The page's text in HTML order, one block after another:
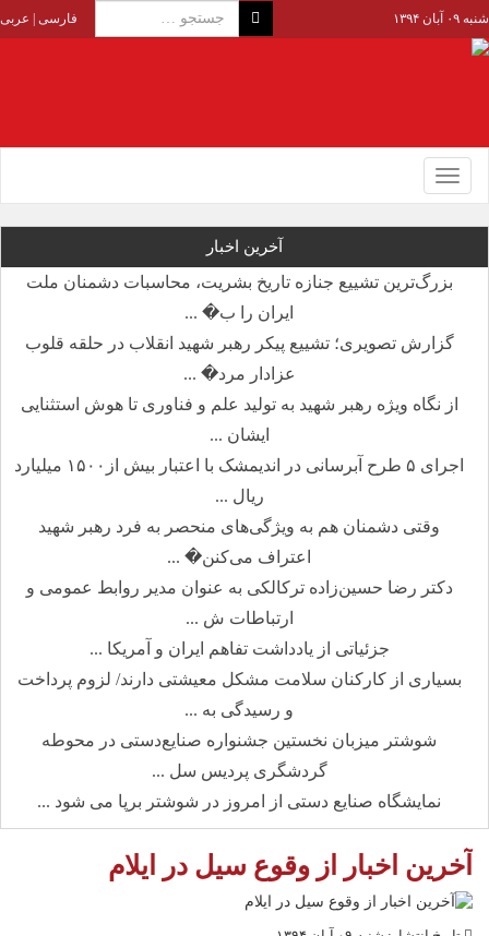
شنبه ۰۹ آبان ۱۳۹۴ فارسی عربی
Toggle
navigation
آخرین اخبار
بزرگ‌ترین تشییع جنازه تاریخ بشریت، محاسبات دشمنان ملت
ایران را ب� ...
گزارش تصویری؛ تشییع پیکر رهبر شهید انقلاب در حلقه قلوب
عزادار مرد� ...
از نگاه ویژه رهبر شهید به تولید علم و فناوری تا هوش استثنایی
ایشان ...
اجرای ۵ طرح آبرسانی در اندیمشک با اعتبار بیش از۱۵۰۰ میلیارد
ریال ...
وقتی دشمنان هم به ویژگی‌های منحصر به فرد رهبر شهید
اعتراف می‌کنن� ...
دکتر رضا حسین‌زاده ترکالکی به عنوان مدیر روابط عمومی و
ارتباطات ش ...
جزئیاتی از یادداشت تفاهم ایران و آمریکا ...
بسیاری از کارکنان سلامت مشکل معیشتی دارند/ لزوم پرداخت
و رسیدگی به ...
شوشتر میزبان نخستین جشنواره صنایع‌دستی در محوطه
گردشگری پردیس سل ...
نمایشگاه صنایع دستی از امروز در شوشتر برپا می شود ...
آخرین اخبار از وقوع سیل در ایلام